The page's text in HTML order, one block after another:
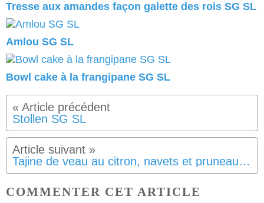
Tresse aux amandes façon galette des rois SG SL
Amlou SG SL
Bowl cake à la frangipane SG SL
Stollen SG SL
Tajine de veau au citron, navets et pruneaux SG SL
COMMENTER CET ARTICLE